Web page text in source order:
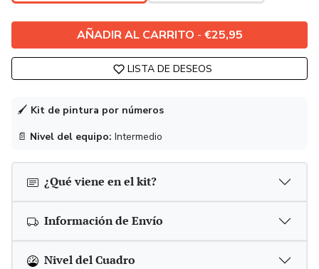
AÑADIR AL CARRITO - €25,95
LISTA DE DESEOS
🖌 Kit de pintura por números
📄 Nivel del equipo: Intermedio
¿Qué viene en el kit?
Información de Envío
Nivel del Cuadro